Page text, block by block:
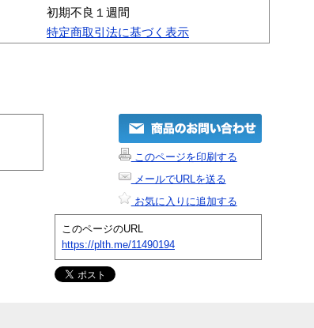
初期不良１週間
特定商取引法に基づく表示
このページを印刷する
メールでURLを送る
お気に入りに追加する
このページのURL
https://plth.me/11490194